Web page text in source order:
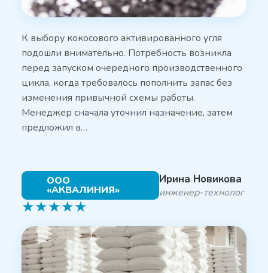
К выбору кокосового активированного угля
подошли внимательно. Потребность возникла
перед запуском очередного производственного
цикла, когда требовалось пополнить запас без
изменения привычной схемы работы.
Менеджер сначала уточнил назначение, затем
предложил в…
ООО
«АКВАЛИНИЯ»
Ирина Новикова
инженер-технолог
★★★★★